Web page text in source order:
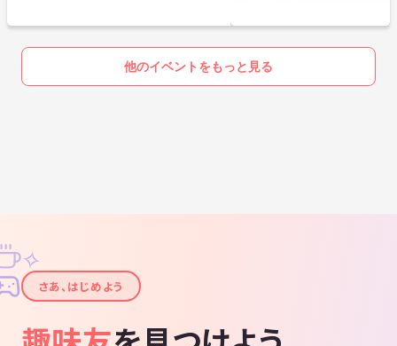
他のイベントをもっと見る
✦
✧
さあ、はじめよう